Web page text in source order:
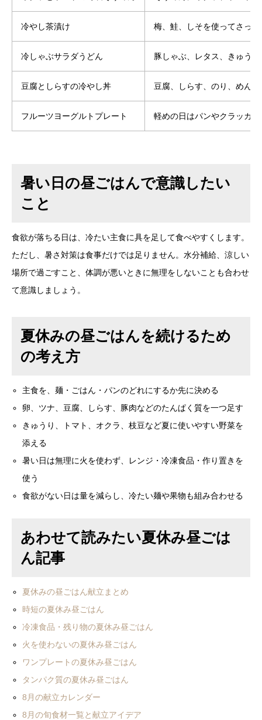
冷やし茶漬け 梅、鮭、しそを使ってさっ
冷しゃぶサラダうどん 豚しゃぶ、レタス、きゅう
豆腐としらすの冷やし丼 豆腐、しらす、のり、めん
フルーツヨーグルトプレート 軽めの日はパンやクラッカ
暑い日の昼ごはんで意識したい
こと
食欲が落ちる日は、冷たい主食に具を足して食べやすくします。
ただし、暑さ対策は食事だけでは足りません。水分補給、涼しい
場所で過ごすこと、体調が悪いときに無理をしないことも合わせ
て意識しましょう。
夏休みの昼ごはんを続けるため
の考え方
主食を、麺・ごはん・パンのどれにするか先に決める
卵、ツナ、豆腐、しらす、豚肉などのたんぱく質を一つ足す
きゅうり、トマト、オクラ、枝豆など夏に使いやすい野菜を
添える
暑い日は無理に火を使わず、レンジ・冷凍食品・作り置きを
使う
食欲がない日は量を減らし、冷たい麺や果物も組み合わせる
あわせて読みたい夏休み昼ごは
ん記事
夏休みの昼ごはん献立まとめ
時短の夏休み昼ごはん
冷凍食品・残り物の夏休み昼ごはん
火を使わないの夏休み昼ごはん
ワンプレートの夏休み昼ごはん
タンパク質の夏休み昼ごはん
8月の献立カレンダー
8月の旬食材一覧と献立アイデア